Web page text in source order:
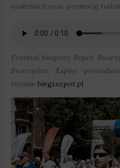
uzależnień oraz promocją
Festiwal biegowy Szpot
Swarzędzu. Zapisy
stronie biegi.szpot.pl